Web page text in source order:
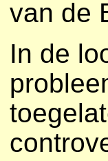
van de
In de